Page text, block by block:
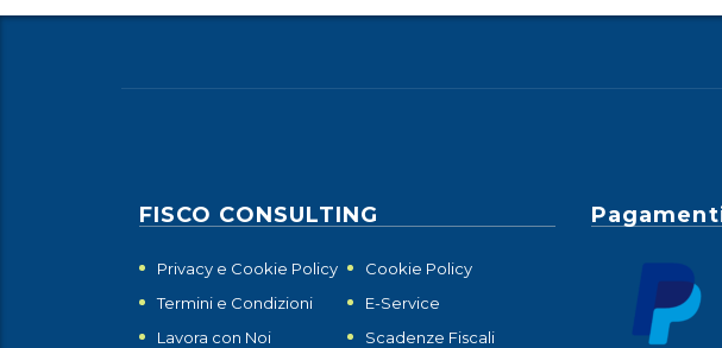
FISCO CONSULTING
Privacy e Cookie Policy
Cookie Policy
Termini e Condizioni
E-Service
Lavora con Noi
Scadenze Fiscali